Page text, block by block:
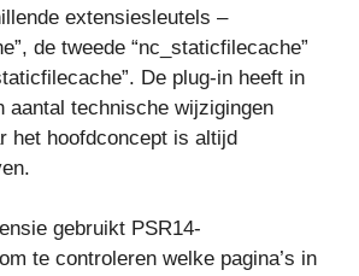
extensiesleutels –
de tweede “nc_staticfilecache”
De plug-in heeft in
aantal technische wijzigingen
het hoofdconcept is altijd
gebruikt PSR14-
te controleren welke pagina’s in